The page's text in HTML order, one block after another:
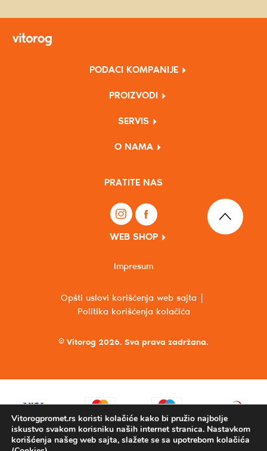
PODACI KOMPANIJE
PROIZVODI
SERVIS
O NAMA
PRATITE NAS
WEB SHOP
© Vitorog 2026. Sva prava zadržana.
Opšti uslovi korišćenja web sajta
Politika korišćenja kolačića
Impresum
Vitorogpromet.rs koristi kolačiće kako bi pružio najbolje
iskustvo svakom korisniku naših internet stranica. Nastavkom
korišćenja našeg web sajta, slažete se sa upotrebom kolačića